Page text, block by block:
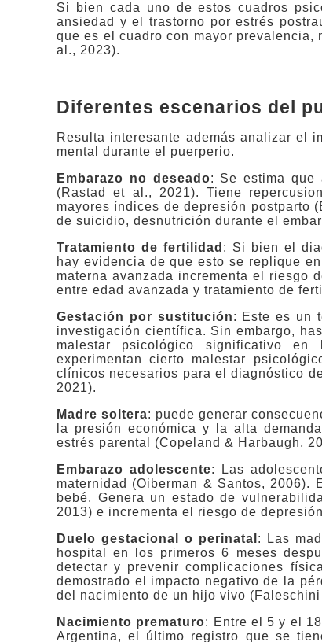
Si bien cada uno de estos cuadros
ansiedad y el trastorno por estrés
que es el cuadro con mayor
al., 2023).
Diferentes escenarios del
Resulta interesante además analizar el
mental durante el puerperio.
Embarazo no deseado: Se estima que
(Rastad et al., 2021). Tiene
mayores índices de depresión postparto
de suicidio, desnutrición durante el
Tratamiento de fertilidad : Si bien el
hay evidencia de que esto se replique
materna avanzada incrementa el riesgo
entre edad avanzada y tratamiento de
Gestación por sustitución: Este es un
investigación científica. Sin embargo,
malestar psicológico significativo
experimentan cierto malestar
clínicos necesarios para el diagnóstico
2021).
Madre soltera: puede generar
la presión económica y la alta
estrés parental (Copeland & Harbaugh,
Embarazo adolescente: Las
maternidad (Oiberman & Santos, 2006).
bebé. Genera un estado de
2013) e incrementa el riesgo de
Duelo gestacional o perinatal : Las
hospital en los primeros 6 meses
detectar y prevenir complicaciones
demostrado el impacto negativo de la
del nacimiento de un hijo vivo
Nacimiento prematuro: Entre el 5 y el
Argentina, el último registro que se